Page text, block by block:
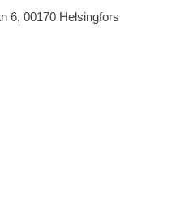
6, 00170 Helsingfors